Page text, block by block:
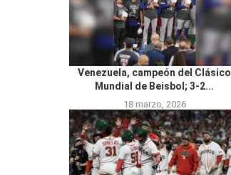
Venezuela, campeón del Clásico
Mundial de Beisbol; 3-2...
18 marzo, 2026